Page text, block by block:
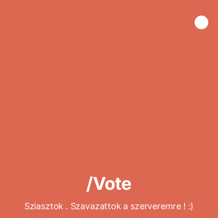
/Vote
Sziasztok . Szavazattok a szerveremre ! :)